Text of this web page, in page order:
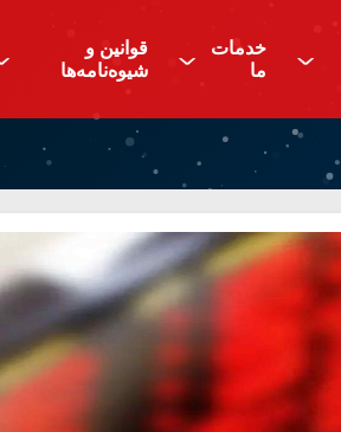
^
خدمات
ما
^
قوانین و
شیوه‌نامه‌ها